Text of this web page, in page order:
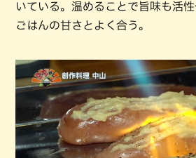
いている。温めることで旨味も活
ごはんの甘さとよく合う。